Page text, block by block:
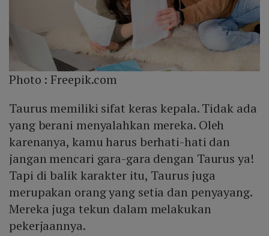
Photo :Freepik.com
Taurus memiliki sifat keras kepala. Tidak ada
yang berani menyalahkan mereka. Oleh
karenanya, kamu harus berhati-hati dan
jangan mencari gara-gara dengan Taurus ya!
Tapi di balik karakter itu, Taurus juga
merupakan orang yang setia dan penyayang.
Mereka juga tekun dalam melakukan
pekerjaannya.